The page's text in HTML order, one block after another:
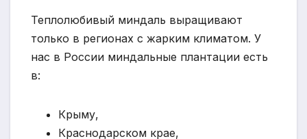
Теплолюбивый миндаль выращивают
только в регионах с жарким климатом. У
нас в России миндальные плантации есть
в:
Крыму,
Краснодарском крае,